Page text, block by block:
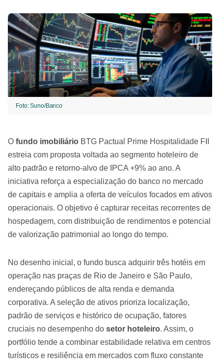
Foto: Suno/Banco
O fundo imobiliário BTG Pactual Prime Hospitalidade FII
estreia com proposta voltada ao segmento hoteleiro de
alto padrão e retorno-alvo de IPCA +9% ao ano. A
iniciativa reforça a especialização do banco no mercado
de capitais e amplia a oferta de veículos focados em ativos
operacionais. O objetivo é capturar receitas recorrentes de
hospedagem, com distribuição de rendimentos e potencial
de valorização patrimonial ao longo do tempo.
No desenho inicial, o fundo busca adquirir três hotéis em
operação nas praças de Rio de Janeiro e São Paulo,
endereçando públicos de alta renda e demanda
corporativa. A seleção de ativos prioriza localização,
padrão de serviços e histórico de ocupação, fatores
cruciais no desempenho do setor hoteleiro. Assim, o
portfólio tende a combinar estabilidade relativa em centros
turísticos e resiliência em mercados com fluxo constante